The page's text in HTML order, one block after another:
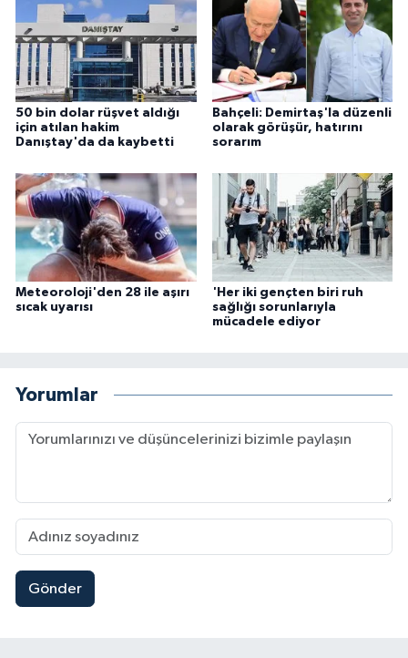
50 bin dolar rüşvet aldığı
için atılan hakim
Danıştay'da da kaybetti
Bahçeli: Demirtaş'la düzenli
olarak görüşür, hatırını
sorarım
Meteoroloji'den 28 ile aşırı
sıcak uyarısı
'Her iki gençten biri ruh
sağlığı sorunlarıyla
mücadele ediyor
Yorumlar
Gönder